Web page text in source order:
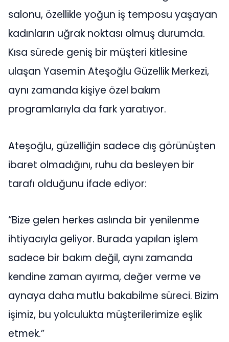
salonu, özellikle yoğun iş temposu yaşayan
kadınların uğrak noktası olmuş durumda.
Kısa sürede geniş bir müşteri kitlesine
ulaşan Yasemin Ateşoğlu Güzellik Merkezi,
aynı zamanda kişiye özel bakım
programlarıyla da fark yaratıyor.
Ateşoğlu, güzelliğin sadece dış görünüşten
ibaret olmadığını, ruhu da besleyen bir
tarafı olduğunu ifade ediyor:
“Bize gelen herkes aslında bir yenilenme
ihtiyacıyla geliyor. Burada yapılan işlem
sadece bir bakım değil, aynı zamanda
kendine zaman ayırma, değer verme ve
aynaya daha mutlu bakabilme süreci. Bizim
işimiz, bu yolculukta müşterilerimize eşlik
etmek.”